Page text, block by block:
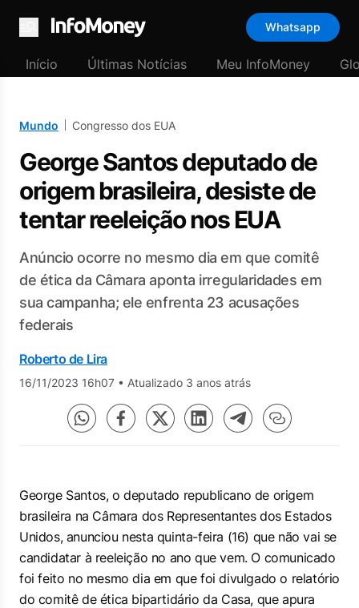
Menu
Whatsapp
Início Últimas Notícias Meu InfoMoney
Mundo Congresso dos EUA
George Santos deputado de
origem brasileira, desiste de
tentar reeleição nos EUA
Anúncio ocorre no mesmo dia em que comitê
de ética da Câmara aponta irregularidades em
sua campanha; ele enfrenta 23 acusações
federais
Roberto de Lira
16/11/2023 16h07 • Atualizado 3 anos atrás
George Santos, o deputado republicano de origem
brasileira na Câmara dos Representantes dos Estados
Unidos, anunciou nesta quinta-feira (16) que não vai se
candidatar à reeleição no ano que vem. O comunicado
foi feito no mesmo dia em que foi divulgado o relatório
do comitê de ética bipartidário da Casa, que apura